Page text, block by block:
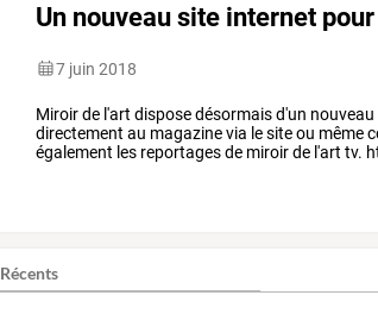
Un nouveau site internet
7 juin 2018
Miroir de l'art dispose désormais d'un
directement au magazine via le site ou même
également les reportages de miroir de l'art tv.
Récents